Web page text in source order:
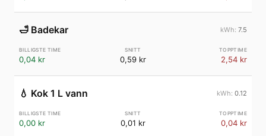
🛁 Badekar 7.5
0,04 kr 0,59 kr 2,54 kr
💧 Kok 1 L vann 0.12
0,00 kr 0,01 kr 0,04 kr